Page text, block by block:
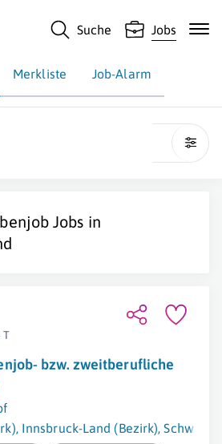
Suche Jobs
Merkliste Job-Alarm
Jobs in
T
bzw. zweitberufliche
, Innsbruck-Land (Bezirk),Schwaz